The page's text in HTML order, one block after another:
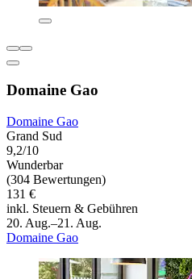
Domaine Gao
Domaine Gao
Grand Sud
9,2/10
Wunderbar
(304 Bewertungen)
131 €
inkl. Steuern & Gebühren
20. Aug.–21. Aug.
Domaine Gao